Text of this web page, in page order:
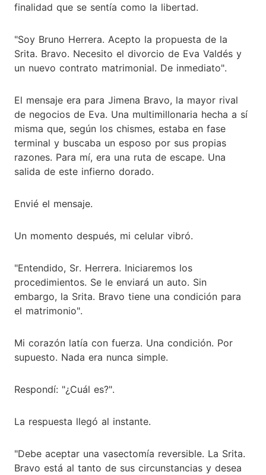
finalidad que se sentía como la libertad.
"Soy Bruno Herrera. Acepto la propuesta de la
Srita. Bravo. Necesito el divorcio de Eva Valdés y
un nuevo contrato matrimonial. De inmediato".
El mensaje era para Jimena Bravo, la mayor rival
de negocios de Eva. Una multimillonaria hecha a sí
misma que, según los chismes, estaba en fase
terminal y buscaba un esposo por sus propias
razones. Para mí, era una ruta de escape. Una
salida de este infierno dorado.
Envié el mensaje.
Un momento después, mi celular vibró.
"Entendido, Sr. Herrera. Iniciaremos los
procedimientos. Se le enviará un auto. Sin
embargo, la Srita. Bravo tiene una condición para
el matrimonio".
Mi corazón latía con fuerza. Una condición. Por
supuesto. Nada era nunca simple.
Respondí: "¿Cuál es?".
La respuesta llegó al instante.
"Debe aceptar una vasectomía reversible. La Srita.
Bravo está al tanto de sus circunstancias y desea